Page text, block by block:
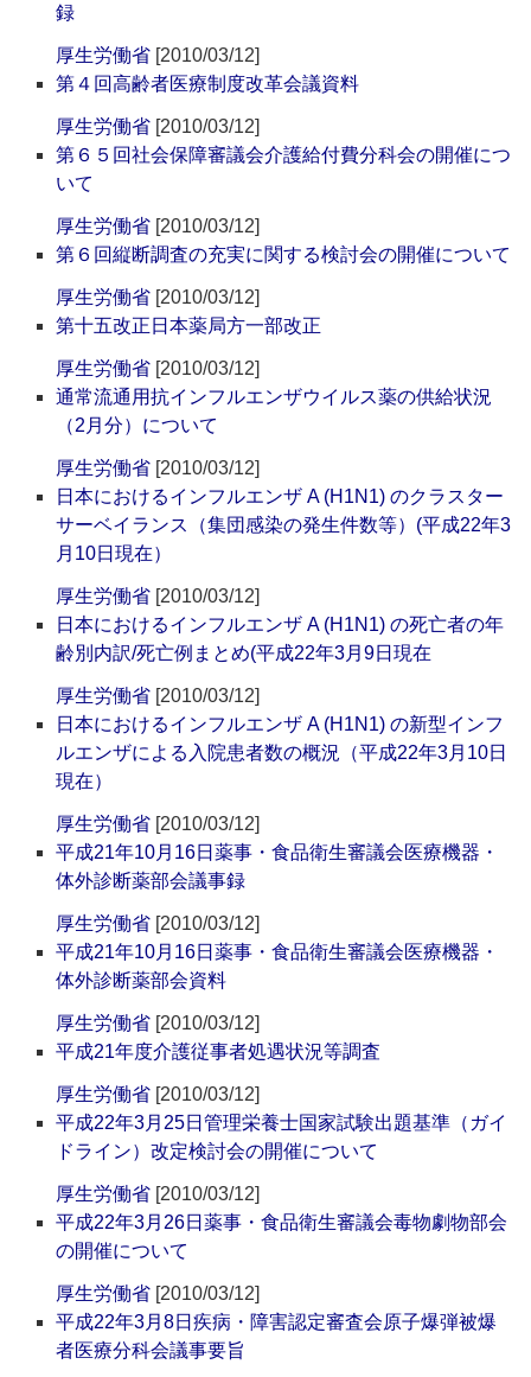
録
厚生労働省 [2010/03/12]
第４回高齢者医療制度改革会議資料
厚生労働省 [2010/03/12]
第６５回社会保障審議会介護給付費分科会の開催につ
いて
厚生労働省 [2010/03/12]
第６回縦断調査の充実に関する検討会の開催について
厚生労働省 [2010/03/12]
第十五改正日本薬局方一部改正
厚生労働省 [2010/03/12]
通常流通用抗インフルエンザウイルス薬の供給状況
（2月分）について
厚生労働省 [2010/03/12]
日本におけるインフルエンザ A (H1N1) のクラスター
サーベイランス（集団感染の発生件数等）(平成22年3
月10日現在）
厚生労働省 [2010/03/12]
日本におけるインフルエンザ A (H1N1) の死亡者の年
齢別内訳/死亡例まとめ(平成22年3月9日現在
厚生労働省 [2010/03/12]
日本におけるインフルエンザ A (H1N1) の新型インフ
ルエンザによる入院患者数の概況（平成22年3月10日
現在）
厚生労働省 [2010/03/12]
平成21年10月16日薬事・食品衛生審議会医療機器・
体外診断薬部会議事録
厚生労働省 [2010/03/12]
平成21年10月16日薬事・食品衛生審議会医療機器・
体外診断薬部会資料
厚生労働省 [2010/03/12]
平成21年度介護従事者処遇状況等調査
厚生労働省 [2010/03/12]
平成22年3月25日管理栄養士国家試験出題基準（ガイ
ドライン）改定検討会の開催について
厚生労働省 [2010/03/12]
平成22年3月26日薬事・食品衛生審議会毒物劇物部会
の開催について
厚生労働省 [2010/03/12]
平成22年3月8日疾病・障害認定審査会原子爆弾被爆
者医療分科会議事要旨